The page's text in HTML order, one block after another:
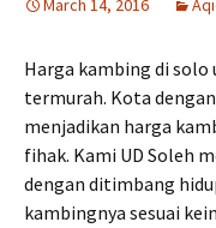
March 14, 2016
Harga kambing di
termurah. Kota
menjadikan harga
fihak. Kami UD Soleh
dengan ditimbang
kambingnya sesuai